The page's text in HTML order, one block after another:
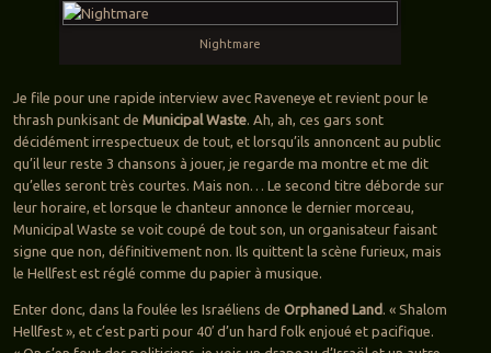
Nightmare
Je file pour une rapide interview avec Raveneye et revient pour le
thrash punkisant de Municipal Waste. Ah, ah, ces gars sont
décidément irrespectueux de tout, et lorsqu’ils annoncent au public
qu’il leur reste 3 chansons à jouer, je regarde ma montre et me dit
qu’elles seront très courtes. Mais non… Le second titre déborde sur
leur horaire, et lorsque le chanteur annonce le dernier morceau,
Municipal Waste se voit coupé de tout son, un organisateur faisant
signe que non, définitivement non. Ils quittent la scène furieux, mais
le Hellfest est réglé comme du papier à musique.
Enter donc, dans la foulée les Israéliens de Orphaned Land. « Shalom
Hellfest », et c’est parti pour 40′ d’un hard folk enjoué et pacifique.